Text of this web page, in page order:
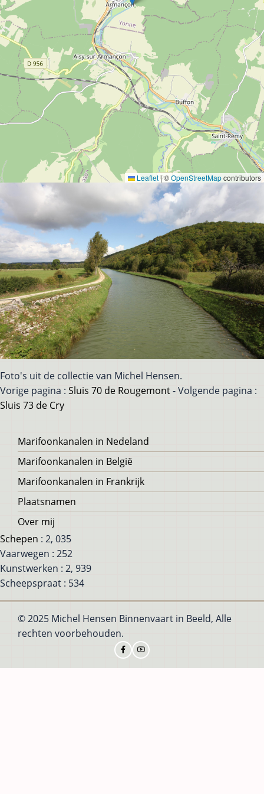
Leaflet|©OpenStreetMapcontributors
Foto's uit de collectie van Michel Hensen.
Vorige pagina : Sluis 70 de Rougemont- Volgende pagina :
Sluis 73 de Cry
Voet
Marifoonkanalen in Nedeland
Marifoonkanalen in België
Marifoonkanalen in Frankrijk
Plaatsnamen
Over mij
Schepen : 2, 035
Vaarwegen : 252
Kunstwerken : 2, 939
Scheepspraat : 534
© 2025 Michel Hensen Binnenvaart in Beeld, Alle
rechten voorbehouden.